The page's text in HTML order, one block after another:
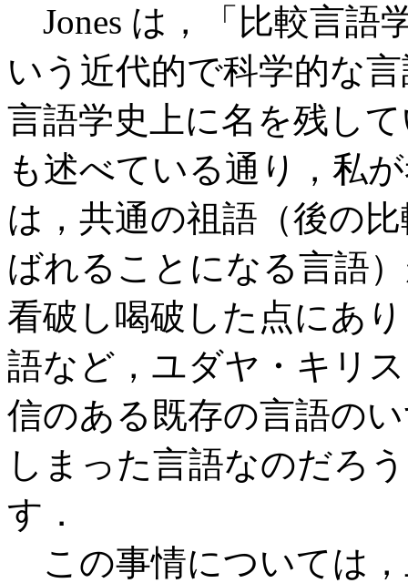
Jones は，「比較言語
いう近代的で科学的な
言語学史上に名を残し
も述べている通り，私
は，共通の祖語（後の
ばれることになる言語
看破し喝破した点にあ
語など，ユダヤ・キリ
信のある既存の言語の
しまった言語なのだろ
す．
この事情については，